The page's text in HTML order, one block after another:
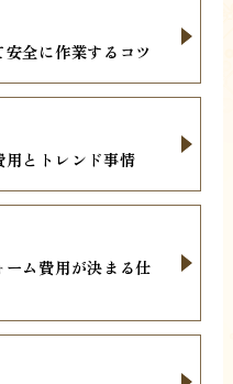
全に作業するコツ
とトレンド事情
ム費用が決まる仕